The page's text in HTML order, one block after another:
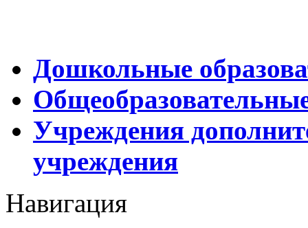
Дошкольные
Учреждения
учреждения
Навигация